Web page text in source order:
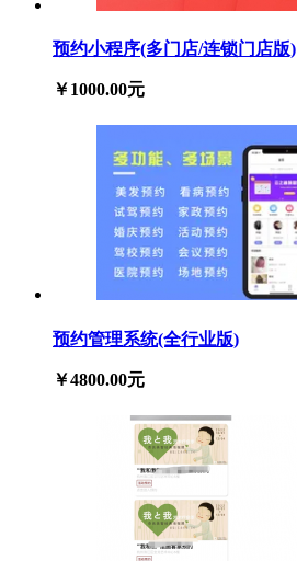
预约小程序(多门店/连锁门店版)
￥1000.00元
预约管理系统(全行业版)
￥4800.00元